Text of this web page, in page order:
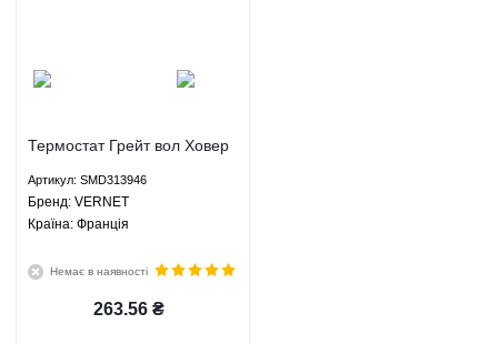
Термостат Грейт вол Ховер
Лендмарк - SMD313946
VERNET
Артикул: SMD313946
Брeнд: VERNET
Країна: Франція
Немає в наявності
263.56 ₴